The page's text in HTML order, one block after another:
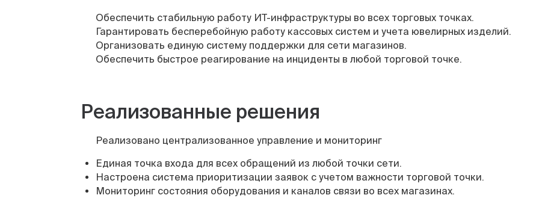
Обеспечить стабильную работу ИТ-инфраструктуры во всех торговых точках.
Гарантировать бесперебойную работу кассовых систем и учета ювелирных изделий.
Организовать единую систему поддержки для сети магазинов.
Обеспечить быстрое реагирование на инциденты в любой торговой точке.
Реализованные решения
Реализовано централизованное управление и мониторинг
Единая точка входа для всех обращений из любой точки сети.
Настроена система приоритизации заявок с учетом важности торговой точки.
Мониторинг состояния оборудования и каналов связи во всех магазинах.